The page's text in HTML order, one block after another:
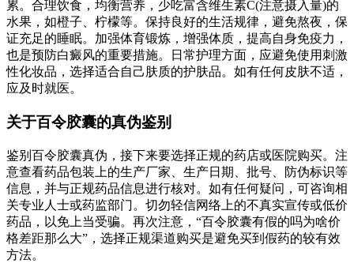
累。合理饮食，均衡营养，少吃富含维生素C(注意摄入量)的
水果，如橙子、柠檬等。保持良好的生活规律，避免熬夜，保
证充足的睡眠。加强体育锻炼，增强体质，提高自身免疫力，
也是预防白癜风的重要措施。日常护理方面，应避免使用刺激
性化妆品，选择适合自己肤质的护肤品。如有任何皮肤不适，
应及时就医。
关于百令胶囊的真伪鉴别
鉴别百令胶囊真伪，接下来要选择正规的药店或医院购买。注
意查看药品包装上的生产厂家、生产日期、批号、防伪标识等
信息，并与正规药品信息进行核对。如有任何疑问，可咨询相
关专业人士或药监部门。切勿轻信网络上的不真实宣传或低价
药品，以免上当受骗。再次注意，“百令胶囊有假的吗为啥价
格差距那么大”，选择正规渠道购买是避免买到假药的较有效
方法。